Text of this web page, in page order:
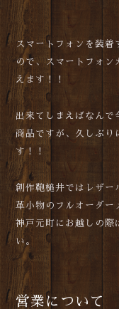
スマートフォンを装着
ので、スマートフォン
えます！！
出来てしまえばなんで
商品ですが、久しぶり
す！！
創作鞄槌井ではレザー
革小物のフルオーダー
神戸元町にお越しの際
い。
営業について